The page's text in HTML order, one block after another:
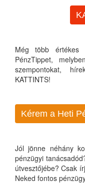
Még több értékes
PénzTippet,
szempontokat,
KATTINTS!
Kérem a Heti
Jól jönne néhány
pénzügyi
útvesztőjébe? Csak
Neked fontos